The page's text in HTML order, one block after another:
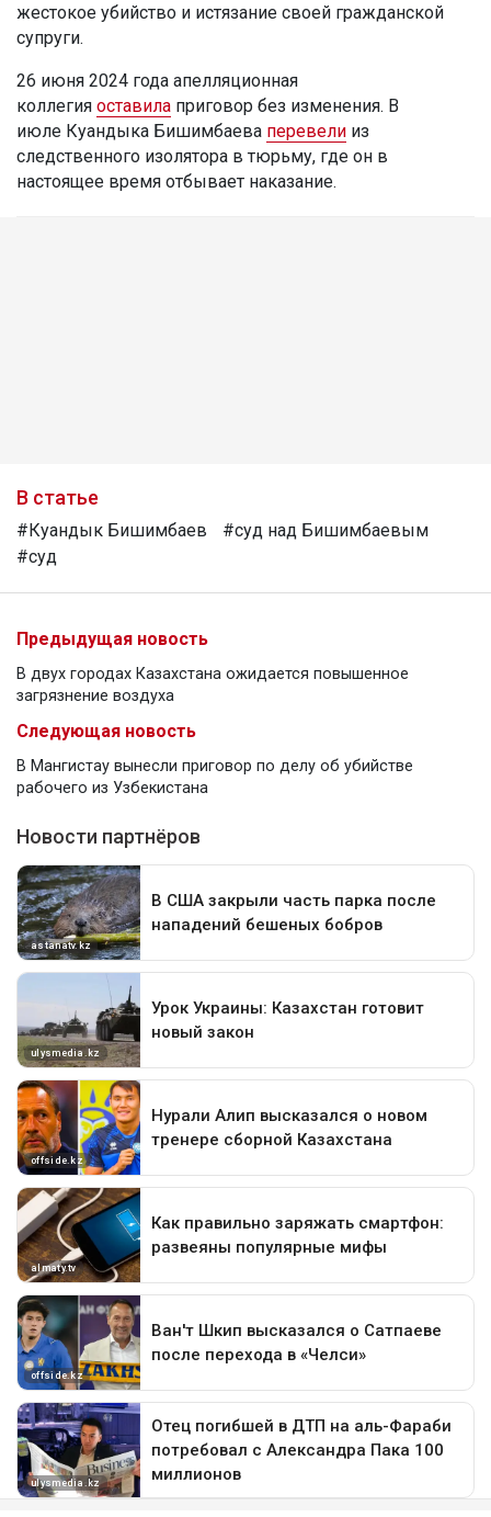
жестокое убийство и истязание своей гражданской
супруги.
26 июня 2024 года апелляционная
коллегия оставила приговор без изменения. В
июле Куандыка Бишимбаева перевели из
следственного изолятора в тюрьму, где он в
настоящее время отбывает наказание.
В статье
#Куандык Бишимбаев
#суд над Бишимбаевым
#суд
Предыдущая новость
В двух городах Казахстана ожидается повышенное
загрязнение воздуха
Следующая новость
В Мангистау вынесли приговор по делу об убийстве
рабочего из Узбекистана